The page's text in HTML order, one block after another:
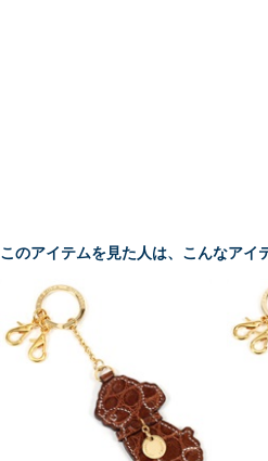
このアイテムを見た人は、こんなアイ